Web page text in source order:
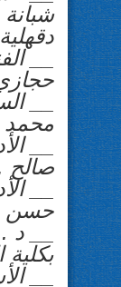
دقهلية
__
__
محمد
__
صالح
__
حسن
__ د
بكلية
__